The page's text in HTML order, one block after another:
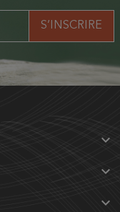


